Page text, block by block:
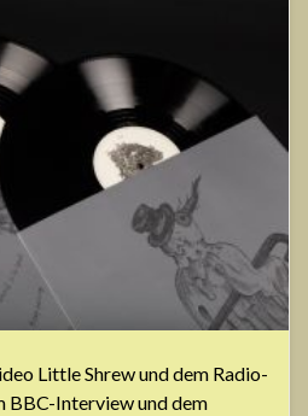
Little Shrew und dem Radio-
BBC-Interview und dem